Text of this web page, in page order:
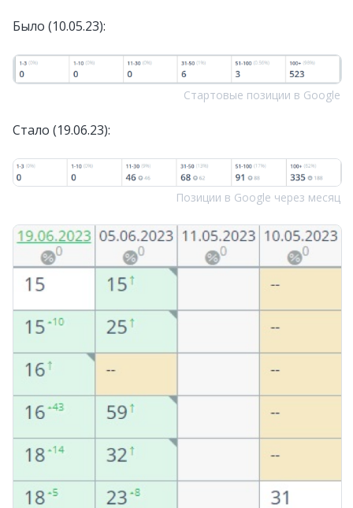
Было (10.05.23):
Стартовые позиции в Google
Стало (19.06.23):
Позиции в Googlе через месяц